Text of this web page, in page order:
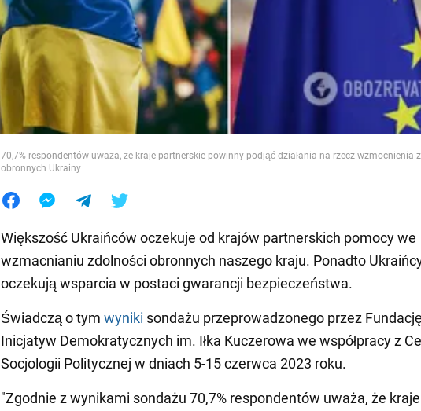
Jedzenie
70,7% respondentów uważa, że ​​kraje partnerskie powinny podjąć działania na rzecz wzmocnienia
obronnych Ukrainy
Większość Ukraińców oczekuje od krajów partnerskich pomocy we
wzmacnianiu zdolności obronnych naszego kraju. Ponadto
oczekują wsparcia w postaci gwarancji bezpieczeństwa.
Świadczą o tym wyniki sondażu przeprowadzonego przez
Inicjatyw Demokratycznych im. Iłka Kuczerowa we współpracy z
Socjologii Politycznej w dniach 5-15 czerwca 2023 roku.
"Zgodnie z wynikami sondażu 70,7% respondentów uważa, że kraje